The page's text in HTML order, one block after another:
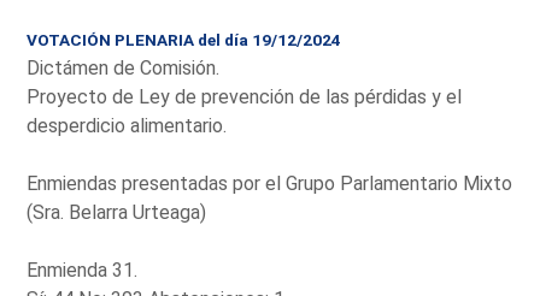
VOTACIÓN PLENARIA del día 19/12/2024
Dictámen de Comisión.
Proyecto de Ley de prevención de las pérdidas y el
desperdicio alimentario.
Enmiendas presentadas por el Grupo Parlamentario Mixto
(Sra. Belarra Urteaga)
Enmienda 31.